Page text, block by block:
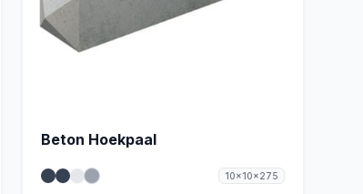
Beton Hoekpaal
10x10x275